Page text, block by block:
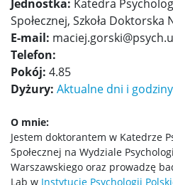
Jednostka: Katedra
Społecznej, Szkoła Doktorska
E-mail:
Telefon:
Pokój: 4.85
Dyżury: Aktualne dni i
O mnie:
Jestem doktorantem w Katedrze
Społecznej na Wydziale
Warszawskiego oraz prowadzę
Lab w Instytucie Psychologii